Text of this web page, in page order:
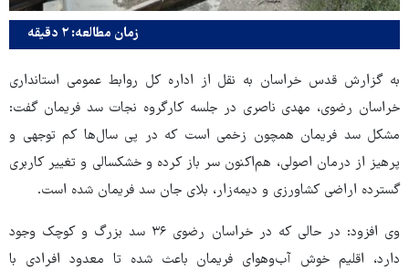
زمان مطالعه: ۲ دقیقه
به گزارش قدس خراسان به نقل از اداره کل روابط عمومی استانداری
خراسان رضوی، مهدی ناصری در جلسه کارگروه نجات سد فریمان گفت:
مشکل سد فریمان همچون زخمی است که در پی سال‌ها کم توجهی و
پرهیز از درمان اصولی، هم‌اکنون سر باز کرده و خشکسالی و تغییر کاربری
گسترده اراضی کشاورزی و دیمه‌زار، بلای جان سد فریمان شده است.
وی افزود: در حالی که در خراسان رضوی ۳۶ سد بزرگ و کوچک وجود
دارد، اقلیم خوش‌ آب‌وهوای فریمان باعث شده تا معدود افرادی با